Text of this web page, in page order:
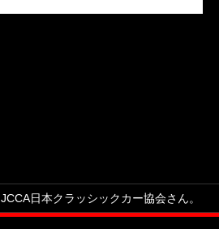
JCCA日本クラッシックカー協会さん。